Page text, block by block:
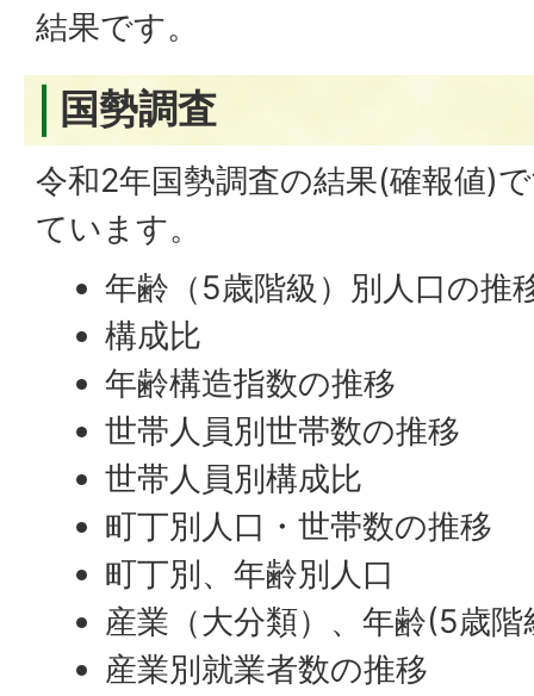
結果です。
国勢調査
令和2年国勢調査の結果(確報値)
ています。
年齢（5歳階級）別人口の推
構成比
年齢構造指数の推移
世帯人員別世帯数の推移
世帯人員別構成比
町丁別人口・世帯数の推移
町丁別、年齢別人口
産業（大分類）、年齢(5歳
産業別就業者数の推移